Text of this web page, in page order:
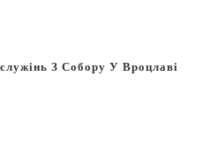
З Собору У Вроцлаві